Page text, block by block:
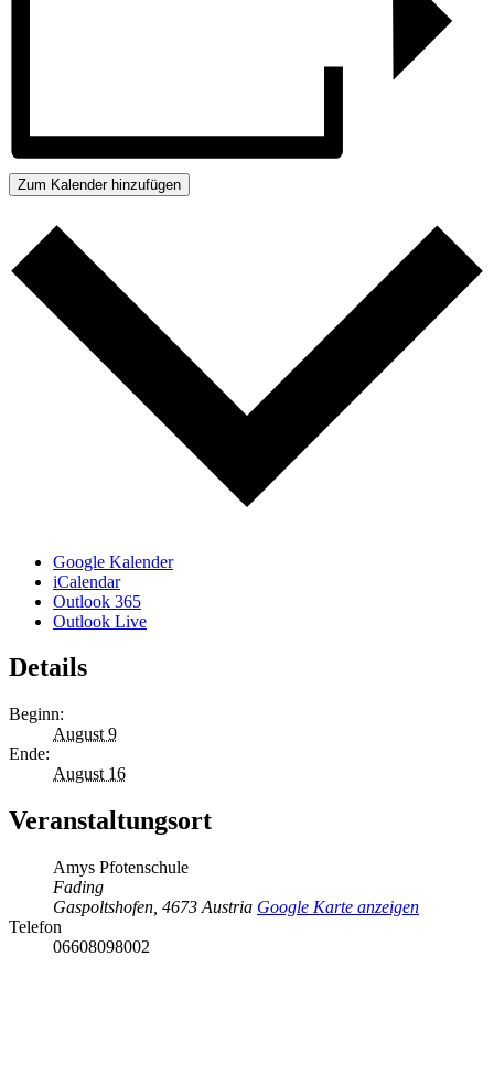
Zum Kalender hinzufügen
Google Kalender
iCalendar
Outlook 365
Outlook Live
Details
Beginn:
August 9
Ende:
August 16
Veranstaltungsort
Amys Pfotenschule
Fading
Gaspoltshofen 4673 Austria Google Karte anzeigen
Telefon
06608098002